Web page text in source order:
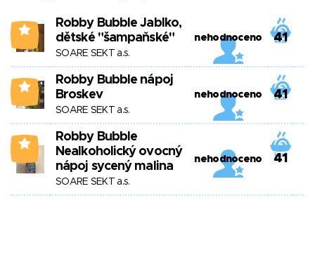
1
Robby Bubble Jablko,
dětské "šampaňské"
SOARE SEKT a.s.
nehodnoceno 41
1
Robby Bubble nápoj
Broskev
SOARE SEKT a.s.
nehodnoceno 41
1
Robby Bubble
Nealkoholický ovocný
nápoj sycený malina
SOARE SEKT a.s.
nehodnoceno 41